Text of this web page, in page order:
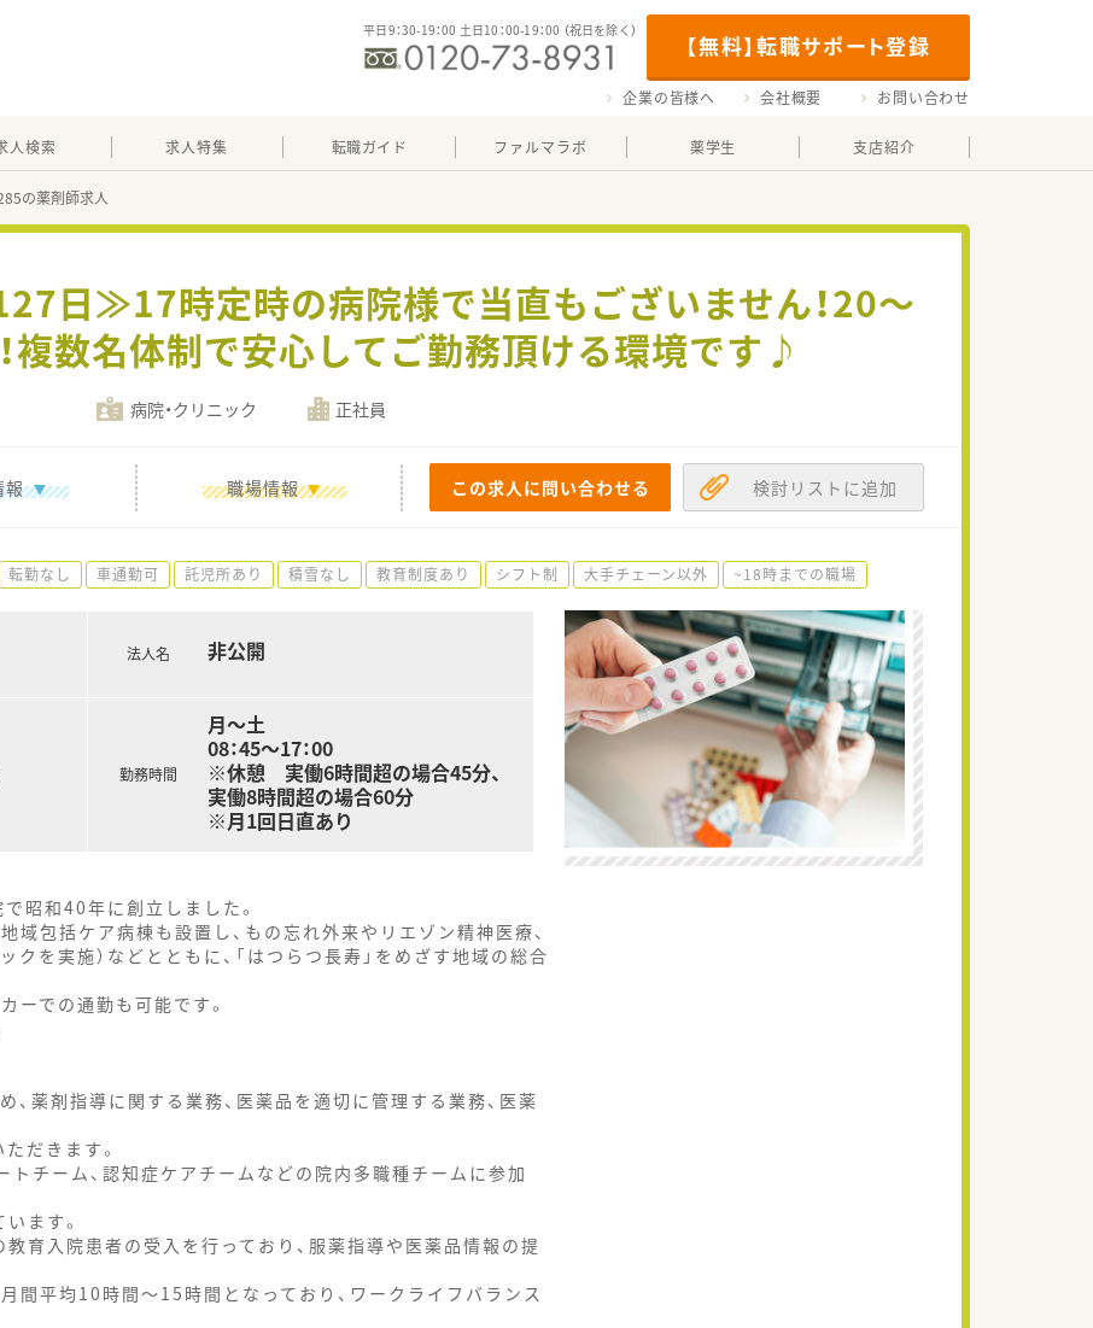
【無料】転職サポート登録
平日9：30-19：00 土日10：00-19：00 （祝日を除く）
企業の皆様へ 会社概要 お問い合わせ
人検索 求人特集 転職ガイド ファルマラボ 薬学生 支店紹介
の薬剤師求人
日≫17時定時の病院様で当直もございません！20～
複数名体制で安心してご勤務頂ける環境です♪
病院・クリニック 正社員
報 職場情報 この求人に問い合わせる 検討リストに追加
転勤なし 車通勤可 託児所あり 積雪なし 教育制度あり シフト制 大手チェーン以外 ~18時までの職場
法人名 非公開
勤務時間
月～土
08：45～17：00
※休憩 実働6時間超の場合45分、
実働8時間超の場合60分
※月1回日直あり
昭和40年に創立しました。
包括ケア病棟も設置し、もの忘れ外来やリエゾン精神医療、
を実施）などとともに、「はつらつ長寿」をめざす地域の総合
ーでの通勤も可能です。
薬剤指導に関する業務、医薬品を適切に管理する業務、医薬
だきます。
トチーム、認知症ケアチームなどの院内多職種チームに参加
ます。
育入院患者の受入を行っており、服薬指導や医薬品情報の提
間平均10時間～15時間となっており、ワークライフバランス